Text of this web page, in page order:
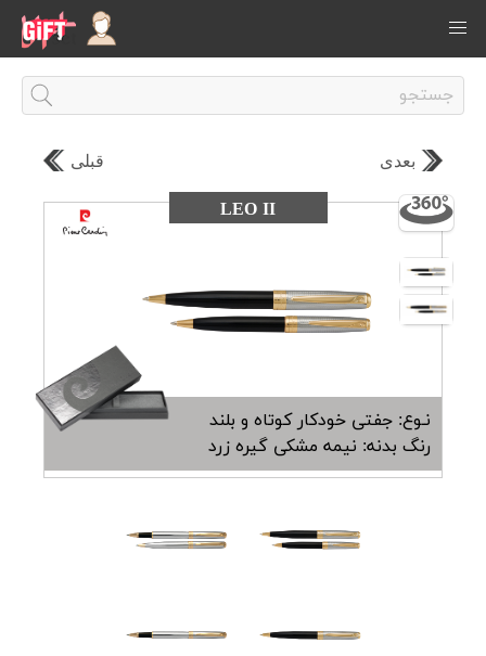
قبلی بعدی
LEO II
نـوع: جفتی خودکار کوتاه و بلند
رنگ بدنه: نیمه مشکی گیره زرد